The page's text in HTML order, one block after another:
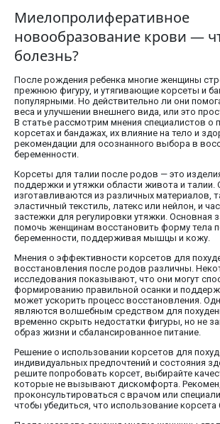
Миелопролиферативное
новообразование крови —
болезнь?
После рождения ребенка многие женщины
прежнюю фигуру, и утягивающие корсеты и
популярными. Но действительно ли они
веса и улучшении внешнего вида, или это
В статье рассмотрим мнения специалистов о
корсетах и бандажах, их влияние на тело и
рекомендации для осознанного выбора в
беременности.
Корсеты для талии после родов — это
поддержки и утяжки области живота и талии.
изготавливаются из различных материалов,
эластичный текстиль, латекс или нейлон, и
застежки для регулировки утяжки. Основная
помочь женщинам восстановить форму тела
беременности, поддерживая мышцы и кожу.
Мнения о эффективности корсетов для
восстановления после родов различны.
исследования показывают, что они могут
формированию правильной осанки и
может ускорить процесс восстановления.
являются волшебным средством для
временно скрыть недостатки фигуры, но не
образ жизни и сбалансированное питание.
Решение о использовании корсетов для
индивидуальных предпочтений и состояния
решите попробовать корсет, выбирайте
которые не вызывают дискомфорта.
проконсультироваться с врачом или
чтобы убедиться, что использование корсета